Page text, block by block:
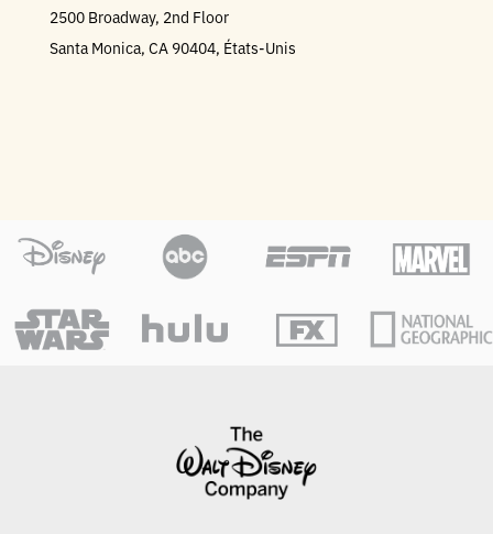
2500 Broadway, 2nd Floor
Santa Monica, CA 90404, États-Unis